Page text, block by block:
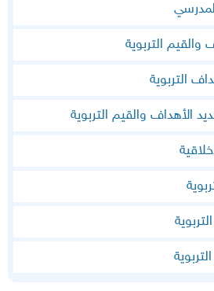
التربوية
التربوية
الأهداف والقيم التربوية